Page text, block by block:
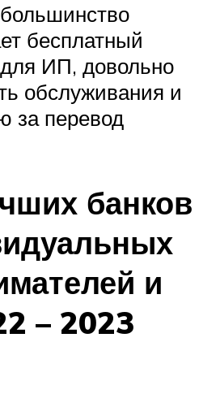
бесплатный
ИП, довольно
обслуживания и
за перевод
банков
и
– 2023